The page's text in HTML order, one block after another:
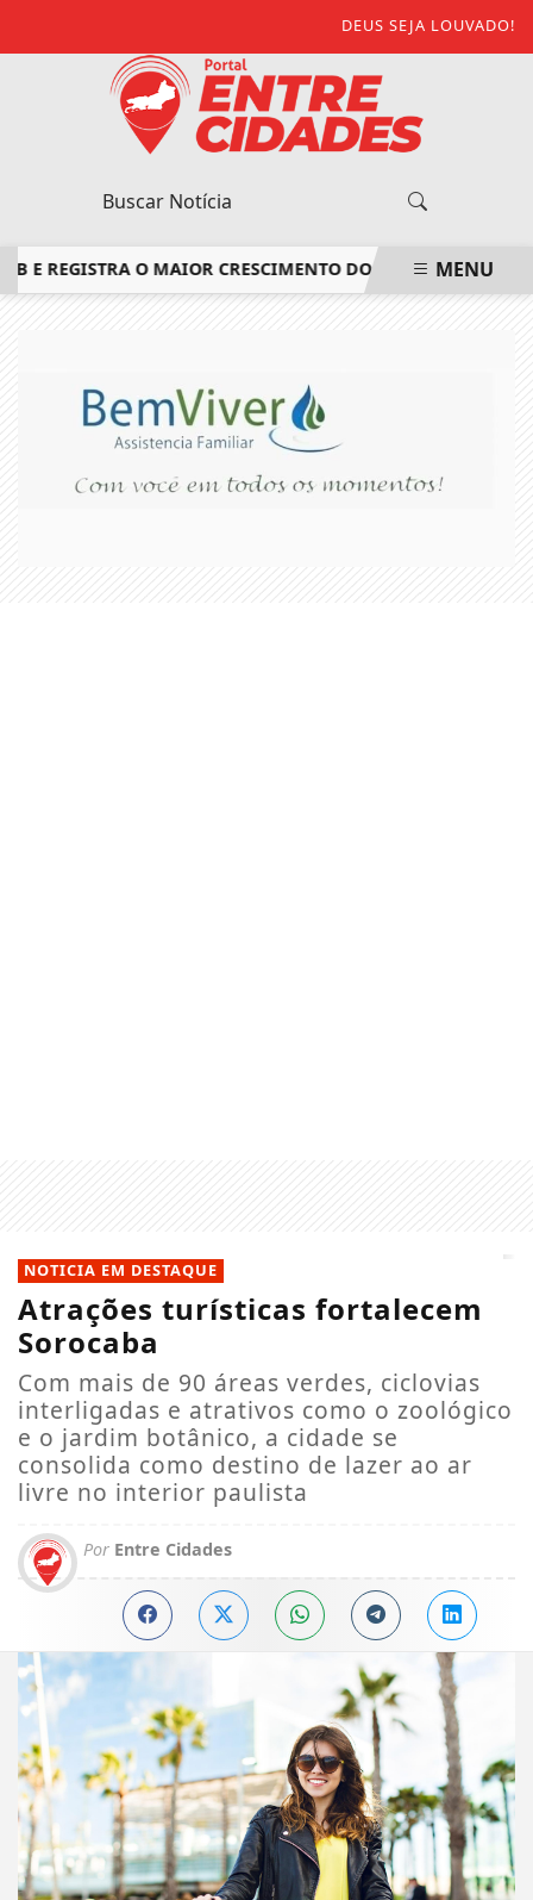
DEUS SEJA LOUVADO!
O MAIOR CRESCIMENTO DO ESTADO DO RIO DE
MENU
NOTICIA EM DESTAQUE
Atrações turísticas fortalecem
Sorocaba
Com mais de 90 áreas verdes, ciclovias
interligadas e atrativos como o zoológico
e o jardim botânico, a cidade se
consolida como destino de lazer ao ar
livre no interior paulista
Por Entre Cidades